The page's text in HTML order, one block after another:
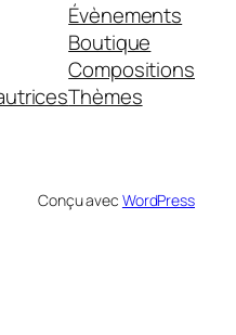
Évènements
Boutique
Compositions
Thèmes
Conçu avec WordPress